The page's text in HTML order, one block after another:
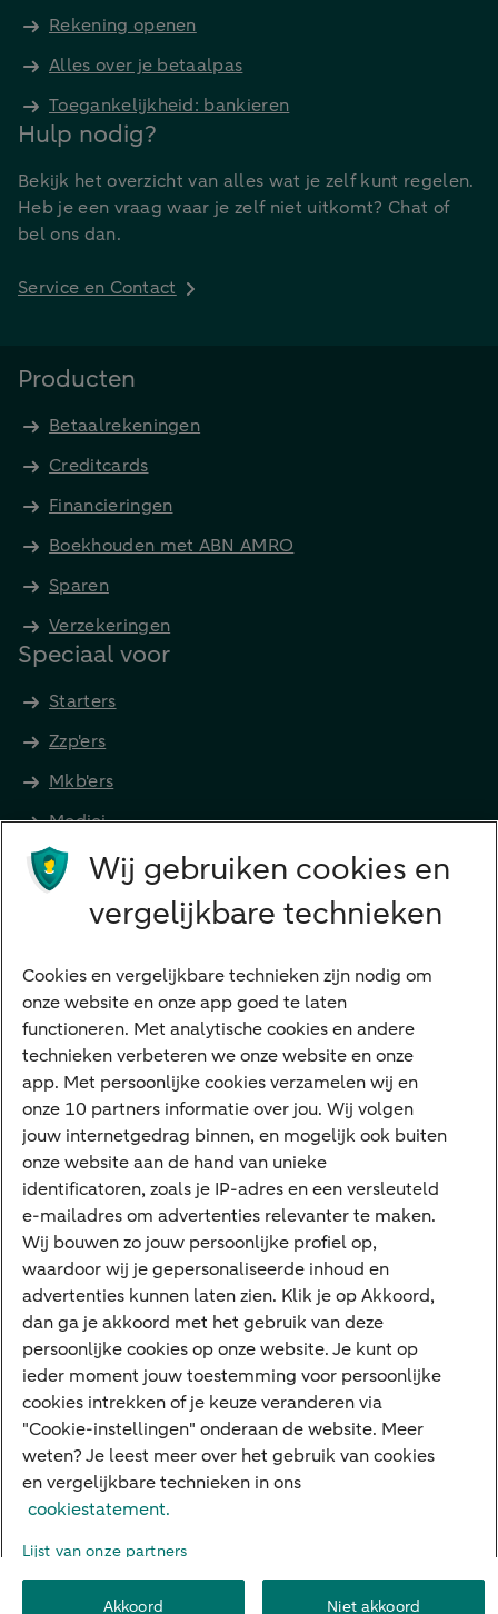
Rekening openen
Alles over je betaalpas
Toegankelijkheid: bankieren
Hulp nodig?
Bekijk het overzicht van alles wat je zelf kunt regelen.
Heb je een vraag waar je zelf niet uitkomt? Chat of
bel ons dan.
Service en Contact
Producten
Betaalrekeningen
Creditcards
Financieringen
Boekhouden met ABN AMRO
Sparen
Verzekeringen
Speciaal voor
Starters
Zzp'ers
Mkb'ers
Medici
Advocaten en notarissen
Diensten
VraagHugo
Corporate Finance
Tikkie zakelijk
Cyber Veilig & Zeker
Private Banking
Interessant
Sectoren & trends
Ondernemersverhalen
Valutacentrum
Alles over PSD2
Business Community
Over ABN AMRO
Toegankelijkheid
PrivacyDisclaimerCookie-instellingen
Wij gebruiken cookies en
vergelijkbare technieken
Cookies en vergelijkbare technieken zijn nodig om
onze website en onze app goed te laten
functioneren. Met analytische cookies en andere
technieken verbeteren we onze website en onze
app. Met persoonlijke cookies verzamelen wij en
onze 10 partners informatie over jou. Wij volgen
jouw internetgedrag binnen, en mogelijk ook buiten
onze website aan de hand van unieke
identificatoren, zoals je IP-adres en een versleuteld
e-mailadres om advertenties relevanter te maken.
Wij bouwen zo jouw persoonlijke profiel op,
waardoor wij je gepersonaliseerde inhoud en
advertenties kunnen laten zien. Klik je op Akkoord,
dan ga je akkoord met het gebruik van deze
persoonlijke cookies op onze website. Je kunt op
ieder moment jouw toestemming voor persoonlijke
cookies intrekken of je keuze veranderen via
"Cookie-instellingen" onderaan de website. Meer
weten? Je leest meer over het gebruik van cookies
en vergelijkbare technieken in ons
cookiestatement.
Lijst van onze partners
Akkoord Niet akkoord